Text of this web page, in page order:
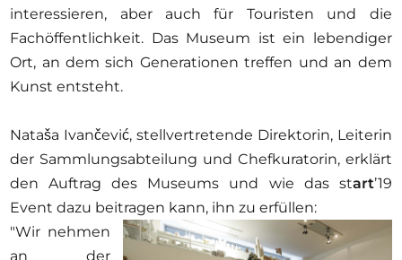
interessieren, aber auch für Touristen und die
Fachöffentlichkeit. Das Museum ist ein lebendiger
Ort, an dem sich Generationen treffen und an dem
Kunst entsteht.
Nataša Ivančević, stellvertretende Direktorin, Leiterin
der Sammlungsabteilung und Chefkuratorin, erklärt
den Auftrag des Museums und wie das start’19
Event dazu beitragen kann, ihn zu erfüllen:
"Wir nehmen
an der